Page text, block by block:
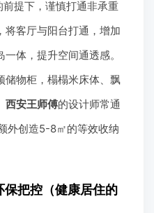
前提下，谨慎打通非承重
将客厅与阳台打通，增加
体，提升空间通透感。
储物柜，榻榻米床体、飘
西安王师傅的设计师常通
外创造5-8㎡的等效收纳
把控（健康居住的